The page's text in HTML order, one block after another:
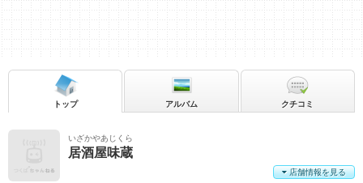
いざかやあじくら
居酒屋味蔵
店舗情報を見る
トップ アルバム クチコミ